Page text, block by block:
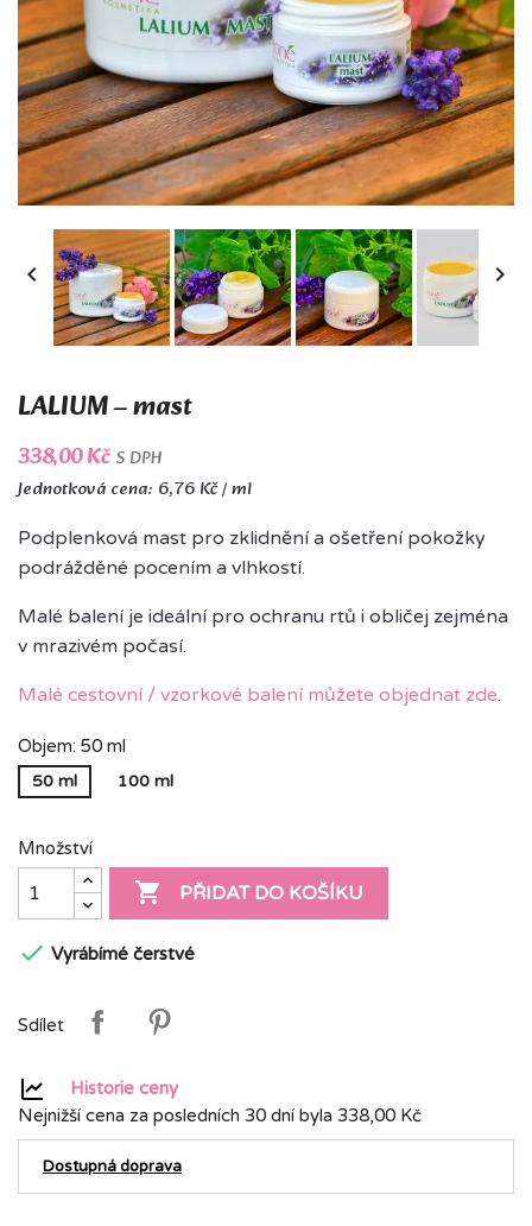
 
LALIUM – mast
338,00 Kč S DPH
Jednotková cena: 6,76 Kč / ml
Podplenková mast pro zklidnění a ošetření pokožky
podrážděné pocením a vlhkostí.
Malé balení je ideální pro ochranu rtů i obličej zejména
v mrazivém počasí.
Malé cestovní / vzorkové balení můžete objednat zde.
Objem: 50 ml
50 ml 100 ml
Množství
 PŘIDAT DO KOŠÍKU
 Vyrábímé čerstvé
Sdílet
Historie ceny
Nejnižší cena za posledních 30 dní byla 338,00 Kč
Dostupná doprava